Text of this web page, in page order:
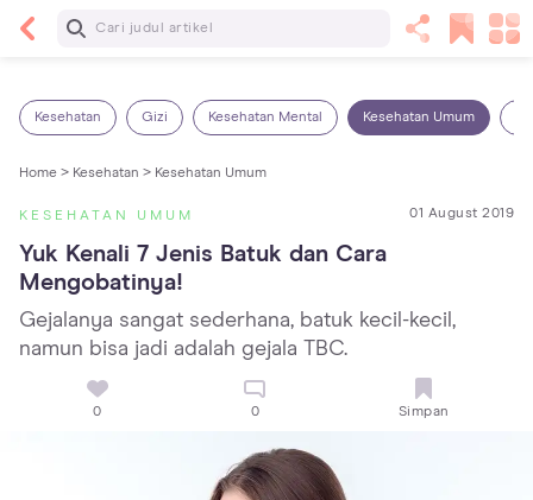
Baca Selanjutnya
Kesehatan Gizi Kesehatan Mental Kesehatan Umum
Home > Kesehatan > Kesehatan Umum
KESEHATAN UMUM 01 August 2019
Yuk Kenali 7 Jenis Batuk dan Cara
Mengobatinya!
Gejalanya sangat sederhana, batuk kecil-kecil,
namun bisa jadi adalah gejala TBC.
0 0 Simpan